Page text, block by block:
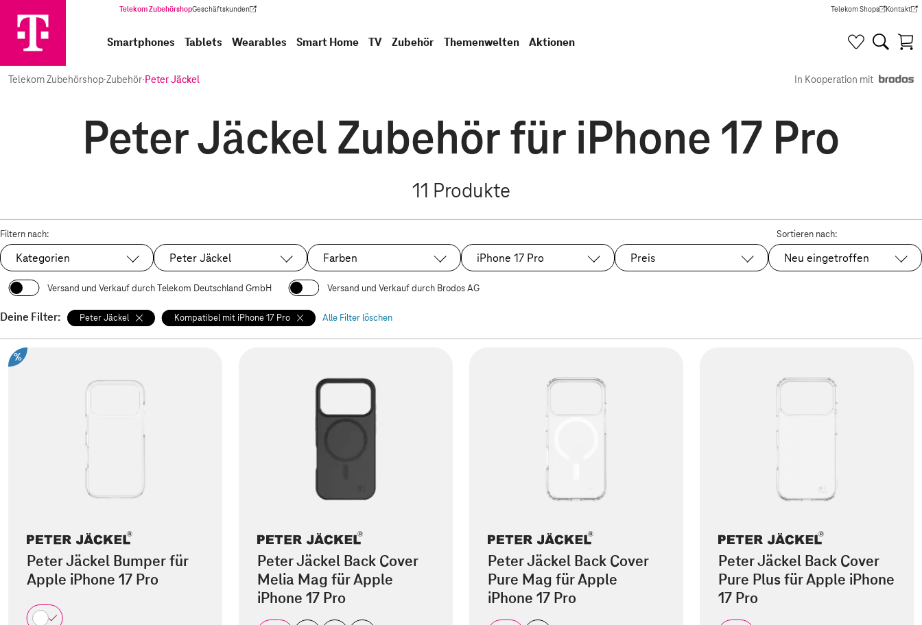
Telekom ZubehörshopGeschäftskunden
(Wird in einem neuen Tab geöffnet) Telekom Shops
(Wird in einem neuen Tab
Kontakt
(Wird in
Smartphones Tablets Wearables Smart Home TV Zubehör Themenwelten Aktionen
Telekom Zubehörshop·Zubehör·Peter Jäckel In Kooperation mit
Peter Jäckel Zubehör für iPhone 17 Pro
11 Produkte
Filtern nach:
Kategorien Ausgewählt:
Peter Jäckel Farben Ausgewählt:
iPhone 17 Pro Preis
Sortieren nach:
Ausgewählt:
Neu eingetroffen
Versand und Verkauf durch Telekom Deutschland GmbH Versand und Verkauf durch Brodos AG
Deine Filter: Peter Jäckel Kompatibel mit iPhone 17 Pro Alle Filter löschen
%
Peter Jäckel Bumper für
Apple iPhone 17 Pro
Peter Jäckel Back Cover
Melia Mag für Apple
iPhone 17 Pro
Peter Jäckel Back Cover
Pure Mag für Apple
iPhone 17 Pro
Peter Jäckel Back Cover
Pure Plus für Apple iPhone
17 Pro